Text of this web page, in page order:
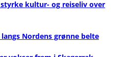
kultur- og reiseliv over
Nordens grønne belte